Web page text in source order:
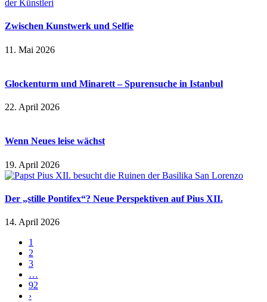
Zwischen Kunstwerk und Selfie
11. Mai 2026
Glockenturm und Minarett – Spurensuche in Istanbul
22. April 2026
Wenn Neues leise wächst
19. April 2026
Der „stille Pontifex“? Neue Perspektiven auf Pius XII.
14. April 2026
1
2
3
…
92
›